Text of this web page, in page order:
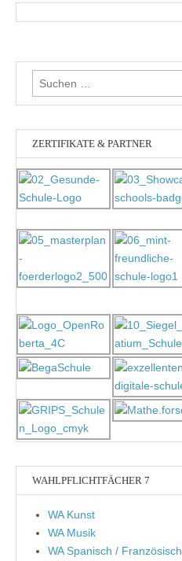
Suchen
nach:
ZERTIFIKATE & PARTNER
WAHLPFLICHTFÄCHER 7
WA Kunst
WA Musik
WA Spanisch / Französisch